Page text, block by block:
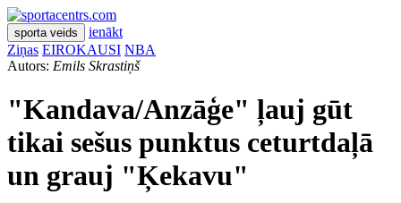
sporta veids
ienākt
Ziņas EIROKAUSI NBA
Autors: Emils Skrastiņš
"Kandava/Anzāģe" ļauj gūt
tikai sešus punktus ceturtdaļā
un grauj "Ķekavu"